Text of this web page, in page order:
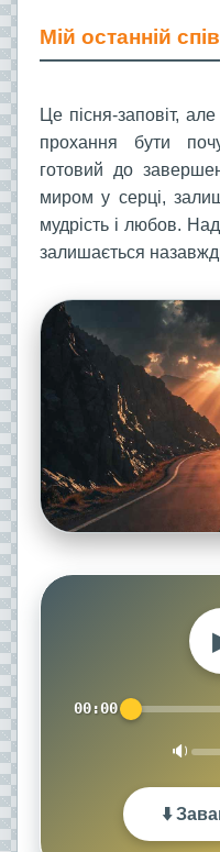
Мій останній спів
Це пісня-заповіт,
прохання бути
готовий до
миром у серці,
мудрість і любов.
залишається
00:00
🔉
⬇️